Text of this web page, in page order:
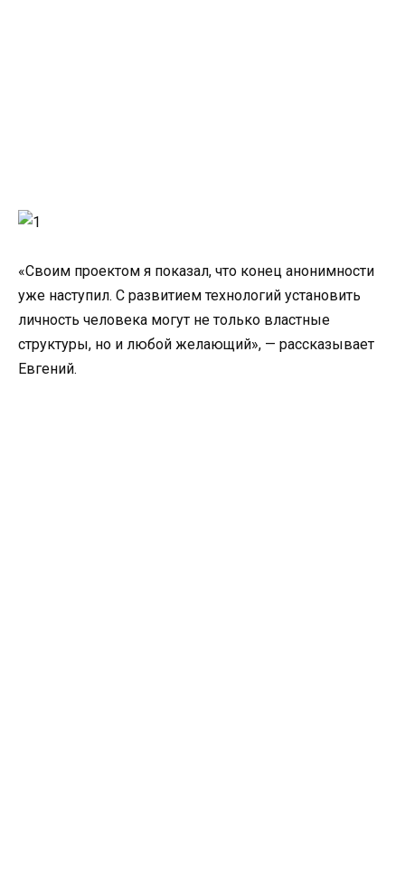
«Своим проектом я показал, что конец анонимности
уже наступил. С развитием технологий установить
личность человека могут не только властные
структуры, но и любой желающий», — рассказывает
Евгений.